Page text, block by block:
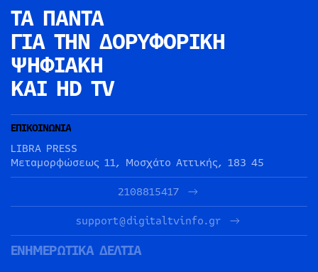
ΤΑ ΠΑΝΤΑ
ΓΙΑ ΤΗΝ ΔΟΡΥΦΟΡΙΚΗ
ΨΗΦΙΑΚΗ
ΚΑΙ HD TV
ΕΠΙΚΟΙΝΩΝΙΑ
LIBRA PRESS
Μεταμορφώσεως 11, Μοσχάτο Αττικής, 183 45
2108815417
support@digitaltvinfo.gr
ΕΝΗΜΕΡΩΤΙΚΑ ΔΕΛΤΙΑ